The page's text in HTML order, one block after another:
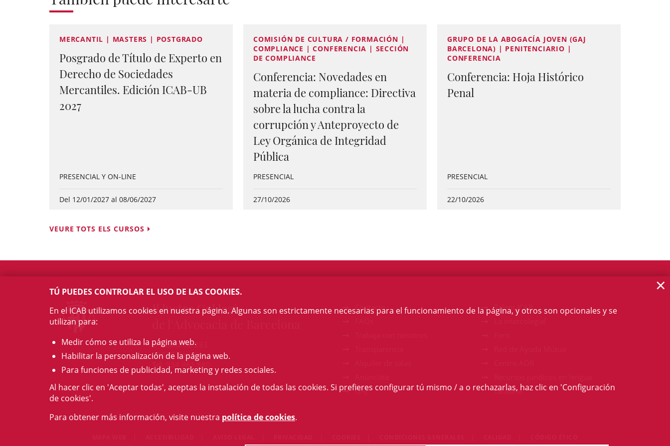
MERCANTIL | MASTERS | POSTGRADO
Posgrado de Título de Experto en
Derecho de Sociedades
Mercantiles. Edición ICAB-UB
2027
PRESENCIAL Y ON-LINE
Del 12/01/2027 al 08/06/2027
COMISIÓN DE CULTURA / FORMACIÓN |
COMPLIANCE | CONFERENCIA | SECCIÓN
DE COMPLIANCE
Conferencia: Novedades en
materia de compliance: Directiva
sobre la lucha contra la
corrupción y Anteproyecto de
Ley Orgánica de Integridad
Pública
PRESENCIAL
27/10/2026
GRUPO DE LA ABOGACÍA JOVEN (GAJ
BARCELONA) | PENITENCIARIO |
CONFERENCIA
Conferencia: Hoja Histórico
Penal
PRESENCIAL
22/10/2026
VEURE TOTS ELS CURSOS
Il·lustre Col·legi
c/ Mallorca, 283
08037 Barcelona
Tel. 934 961 880
Contacto
GAJ
Talent ICAB
catalana
TÚ PUEDES CONTROLAR EL USO DE LAS COOKIES.
En el ICAB utilizamos cookies en nuestra página. Algunas son estrictamente necesarias para el funcionamiento de la página, y otros son opcionales y se
utilizan para:
Medir cómo se utiliza la página web.
Habilitar la personalización de la página web.
Para funciones de publicidad, marketing y redes sociales.
Al hacer clic en 'Aceptar todas', aceptas la instalación de todas las cookies. Si prefieres configurar tú mismo / a o rechazarlas, haz clic en 'Configuración
de cookies'.
Para obtener más información, visite nuestra política de cookies.
×